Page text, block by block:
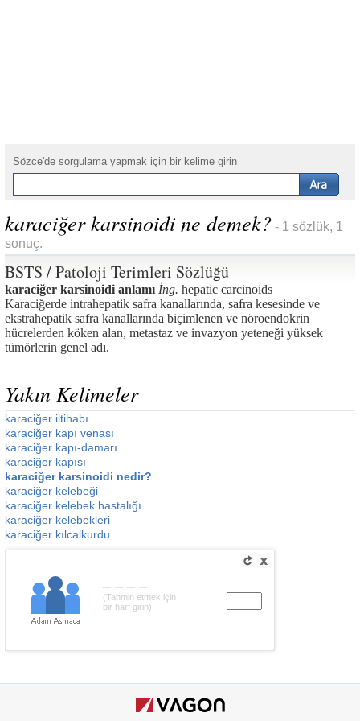
Sözce'de sorgulama yapmak için bir kelime girin
karaciğer karsinoidi ne demek? - 1 sözlük, 1
sonuç.
BSTS / Patoloji Terimleri Sözlüğü
karaciğer karsinoidi anlamı İng. hepatic carcinoids
Karaciğerde intrahepatik safra kanallarında, safra kesesinde ve
ekstrahepatik safra kanallarında biçimlenen ve nöroendokrin
hücrelerden köken alan, metastaz ve invazyon yeteneği yüksek
tümörlerin genel adı.
Yakın Kelimeler
karaciğer iltihabı
karaciğer kapı venası
karaciğer kapı-damarı
karaciğer kapısı
karaciğer karsinoidi nedir?
karaciğer kelebeği
karaciğer kelebek hastalığı
karaciğer kelebekleri
karaciğer kılcalkurdu
(Tahmin etmek için
bir harf girin)